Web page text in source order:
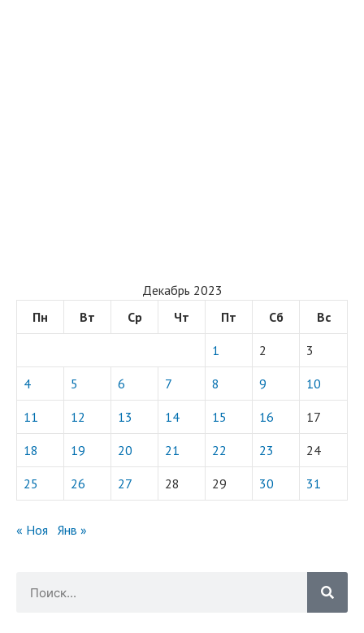
Декабрь 2023
Пн
Вт Ср Чт Пт Сб Вс
1 2 3
4 5 6 7 8 9 10
11 12 13 14 15 16 17
18 19 20 21 22 23 24
25 26 27 28 29 30 31
« Ноя Янв »